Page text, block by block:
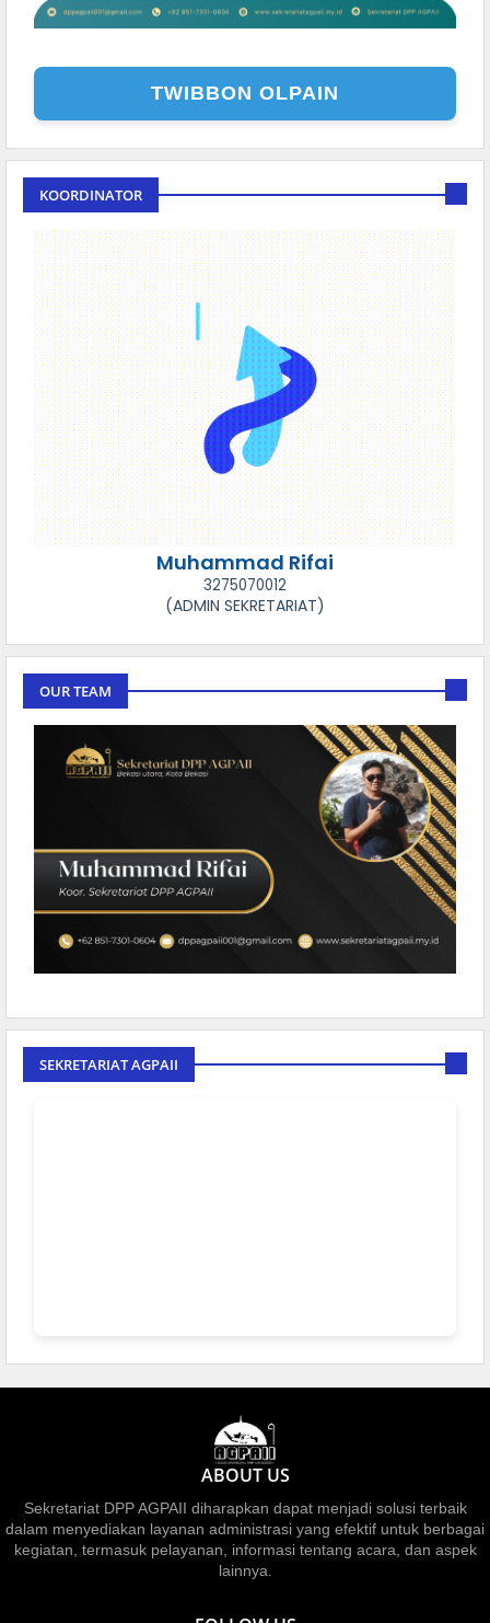
TWIBBON OLPAIN
KOORDINATOR
Muhammad Rifai
3275070012
(ADMIN SEKRETARIAT)
OUR TEAM
SEKRETARIAT AGPAII
ABOUT US
Sekretariat DPP AGPAII diharapkan dapat menjadi solusi terbaik
dalam menyediakan layanan administrasi yang efektif untuk berbagai
kegiatan, termasuk pelayanan, informasi tentang acara, dan aspek
lainnya.